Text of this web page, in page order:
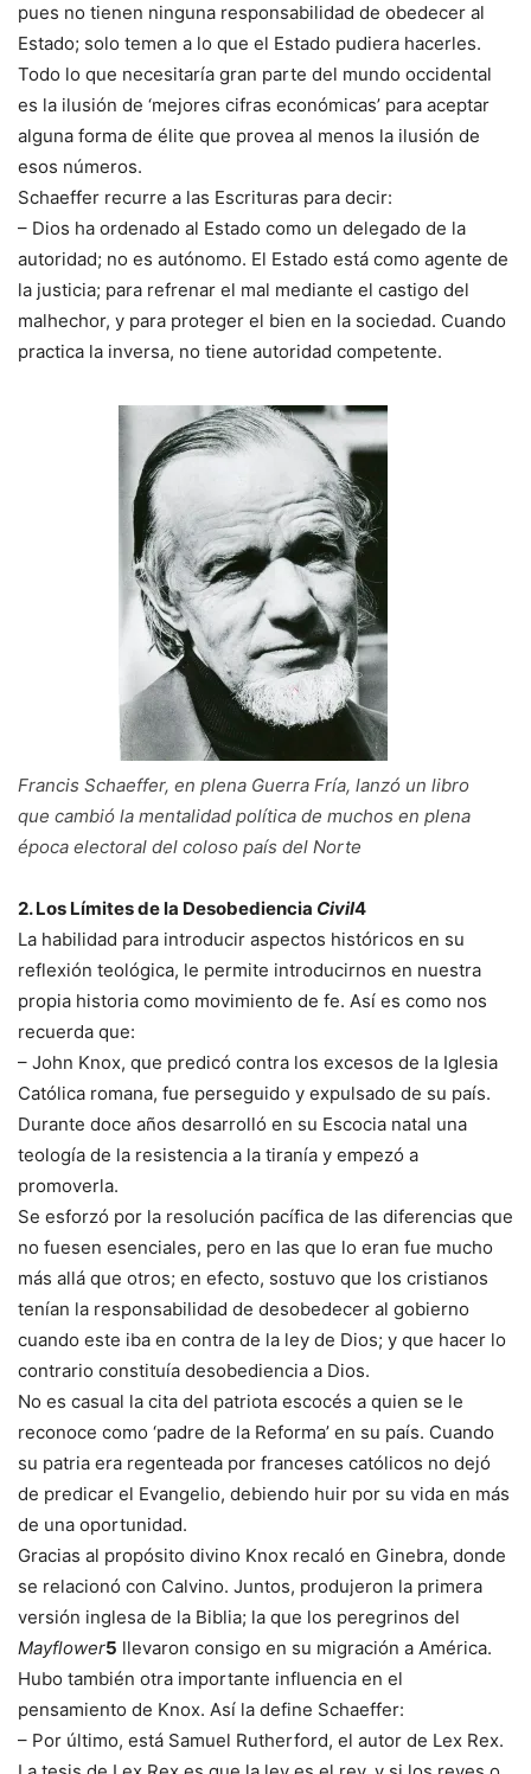
pues no tienen ninguna responsabilidad de obedecer al
Estado; solo temen a lo que el Estado pudiera hacerles.
Todo lo que necesitaría gran parte del mundo occidental
es la ilusión de ‘mejores cifras económicas’ para aceptar
alguna forma de élite que provea al menos la ilusión de
esos números.
Schaeffer recurre a las Escrituras para decir:
– Dios ha ordenado al Estado como un delegado de la
autoridad; no es autónomo. El Estado está como agente de
la justicia; para refrenar el mal mediante el castigo del
malhechor, y para proteger el bien en la sociedad. Cuando
practica la inversa, no tiene autoridad competente.
Francis Schaeffer, en plena Guerra Fría, lanzó un libro
que cambió la mentalidad política de muchos en plena
época electoral del coloso país del Norte
2. Los Límites de la Desobediencia Civil4
La habilidad para introducir aspectos históricos en su
reflexión teológica, le permite introducirnos en nuestra
propia historia como movimiento de fe. Así es como nos
recuerda que:
– John Knox, que predicó contra los excesos de la Iglesia
Católica romana, fue perseguido y expulsado de su país.
Durante doce años desarrolló en su Escocia natal una
teología de la resistencia a la tiranía y empezó a
promoverla.
Se esforzó por la resolución pacífica de las diferencias que
no fuesen esenciales, pero en las que lo eran fue mucho
más allá que otros; en efecto, sostuvo que los cristianos
tenían la responsabilidad de desobedecer al gobierno
cuando este iba en contra de la ley de Dios; y que hacer lo
contrario constituía desobediencia a Dios.
No es casual la cita del patriota escocés a quien se le
reconoce como ‘padre de la Reforma’ en su país. Cuando
su patria era regenteada por franceses católicos no dejó
de predicar el Evangelio, debiendo huir por su vida en más
de una oportunidad.
Gracias al propósito divino Knox recaló en Ginebra, donde
se relacionó con Calvino. Juntos, produjeron la primera
versión inglesa de la Biblia; la que los peregrinos del
Mayflower5 llevaron consigo en su migración a América.
Hubo también otra importante influencia en el
pensamiento de Knox. Así la define Schaeffer:
– Por último, está Samuel Rutherford, el autor de Lex Rex.